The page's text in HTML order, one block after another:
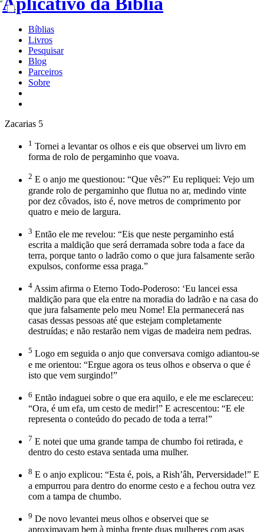
Bíblias
Livros
Pesquisar
Blog
Parceiros
Sobre
Zacarias 5
1 Tornei a levantar os olhos e eis que observei um livro em
forma de rolo de pergaminho que voava.
2 E o anjo me questionou: “Que vês?” Eu repliquei: Vejo um
grande rolo de pergaminho que flutua no ar, medindo vinte
por dez côvados, isto é, nove metros de comprimento por
quatro e meio de largura.
3 Então ele me revelou: “Eis que neste pergaminho está
escrita a maldição que será derramada sobre toda a face da
terra, porque tanto o ladrão como o que jura falsamente serão
expulsos, conforme essa praga.”
4 Assim afirma o Eterno Todo-Poderoso: ‘Eu lancei essa
maldição para que ela entre na moradia do ladrão e na casa do
que jura falsamente pelo meu Nome! Ela permanecerá nas
casas dessas pessoas até que estejam completamente
destruídas; e não restarão nem vigas de madeira nem pedras.
5 Logo em seguida o anjo que conversava comigo adiantou-se
e me orientou: “Ergue agora os teus olhos e observa o que é
isto que vem surgindo!”
6 Então indaguei sobre o que era aquilo, e ele me esclareceu:
“Ora, é um efa, um cesto de medir!” E acrescentou: “E ele
representa o conteúdo do pecado de toda a terra!”
7 E notei que uma grande tampa de chumbo foi retirada, e
dentro do cesto estava sentada uma mulher.
8 E o anjo explicou: “Esta é, pois, a Rish’âh, Perversidade!” E
a empurrou para dentro do enorme cesto e a fechou outra vez
com a tampa de chumbo.
9 De novo levantei meus olhos e observei que se
aproximavam bem à minha frente duas mulheres com asas